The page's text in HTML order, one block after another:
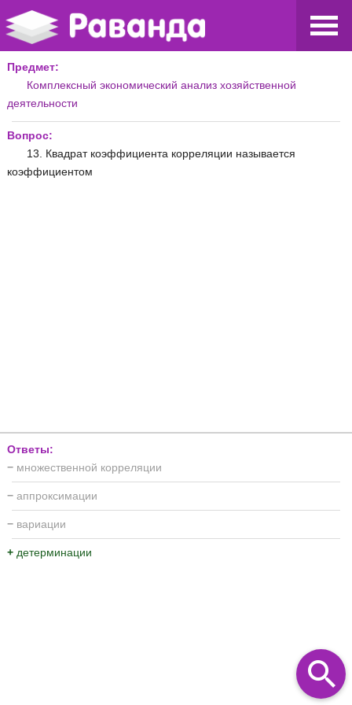
Предмет:
Комплексный экономический анализ хозяйственной
деятельности
Вопрос:
13. Квадрат коэффициента корреляции называется
коэффициентом
Ответы:
− множественной корреляции
− аппроксимации
− вариации
+ детерминации